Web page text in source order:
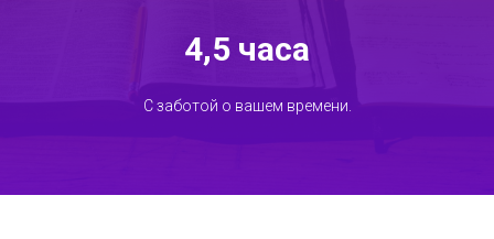
4,5 часа
С заботой о вашем времени.